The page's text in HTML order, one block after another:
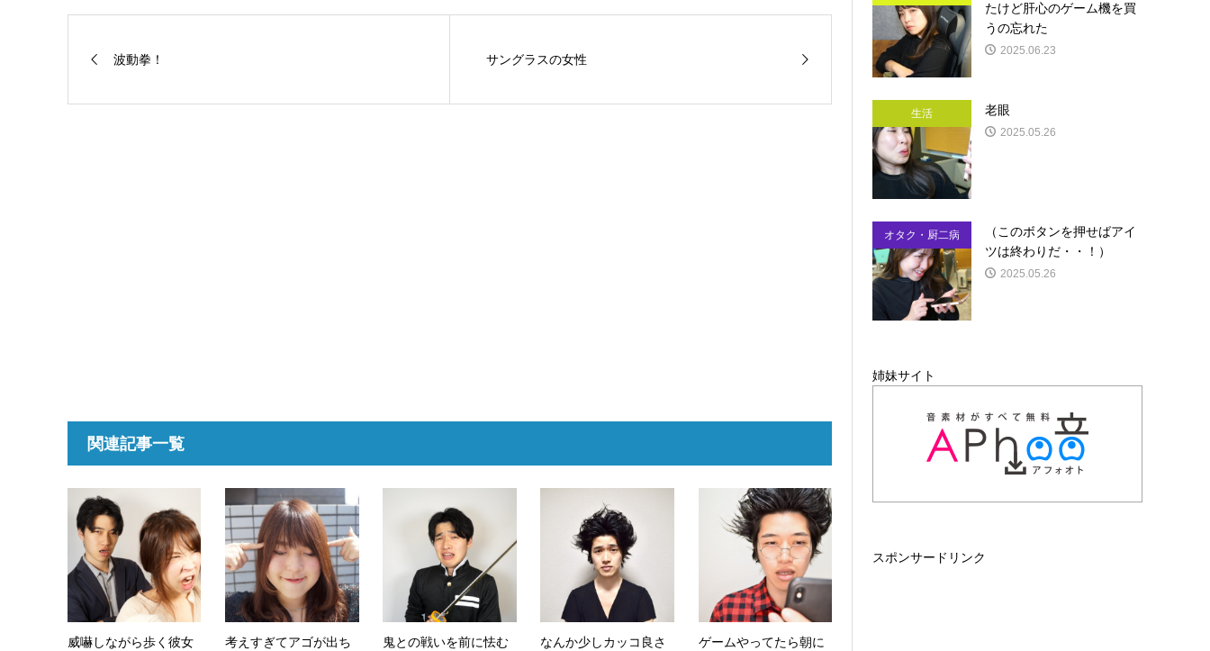
波動拳！ サングラスの女性
関連記事一覧
威嚇しながら歩く彼女
考えすぎてアゴが出ち
鬼との戦いを前に怯む
なんか少しカッコ良さ
ゲームやってたら朝に
たけど肝心のゲーム機を買
うの忘れた
2025.06.23
生活 老眼
2025.05.26
オタク・厨二病
（このボタンを押せばアイ
ツは終わりだ・・！）
2025.05.26
姉妹サイト
スポンサードリンク